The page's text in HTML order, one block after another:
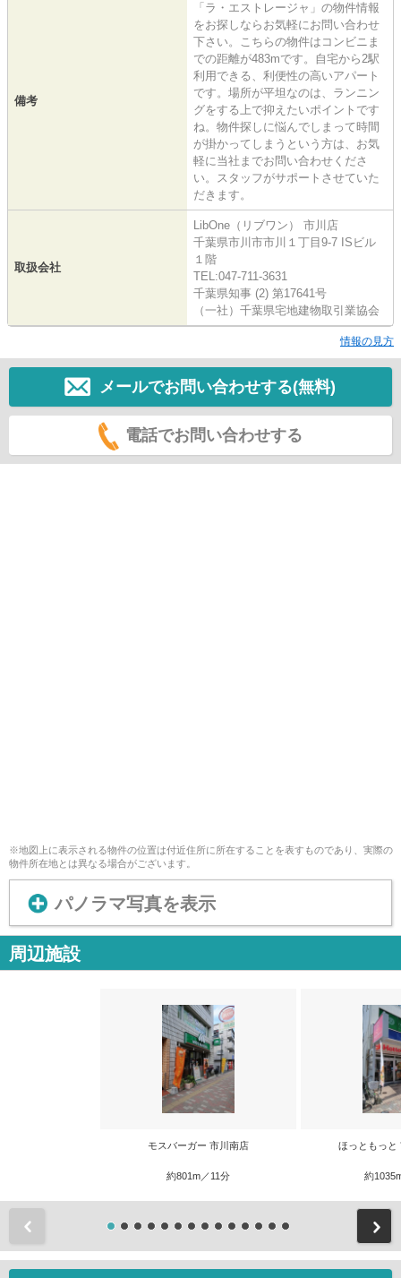
備考
「ラ・エストレージャ」の物件情報
をお探しならお気軽にお問い合わせ
下さい。こちらの物件はコンビニま
での距離が483mです。自宅から2駅
利用できる、利便性の高いアパート
です。場所が平坦なのは、ランニン
グをする上で抑えたいポイントです
ね。物件探しに悩んでしまって時間
が掛かってしまうという方は、お気
軽に当社までお問い合わせくださ
い。スタッフがサポートさせていた
だきます。
取扱会社
LibOne（リブワン） 市川店
千葉県市川市市川１丁目9-7 ISビル
１階
TEL:047-711-3631
千葉県知事 (2) 第17641号
（一社）千葉県宅地建物取引業協会
情報の見方
メールでお問い合わせする(無料)
電話でお問い合わせする
※地図上に表示される物件の位置は付近住所に所在することを表すものであり、実際の
物件所在地とは異なる場合がございます。
パノラマ写真を表示
周辺施設
モスバーガー 市川南店
約801m／11分
ほっともっと
約